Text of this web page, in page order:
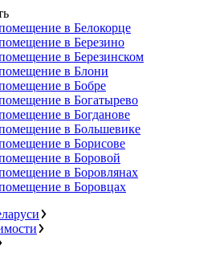
в Белокорце
в Березино
в Березинском
в Блони
в Бобре
в Богатырево
в Богданове
в Большевике
в Борисове
в Боровой
в Боровлянах
в Боровцах